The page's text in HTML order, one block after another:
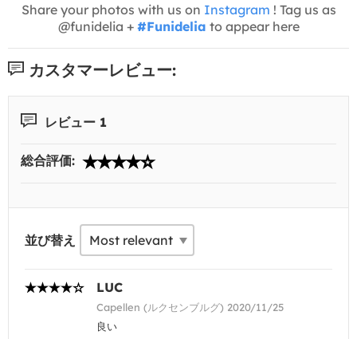
Share your photos with us on Instagram ! Tag us as
@funidelia + #Funidelia to appear here
カスタマーレビュー:
レビュー 1
総合評価:
並び替え
LUC
Capellen (ルクセンブルグ) 2020/11/25
良い